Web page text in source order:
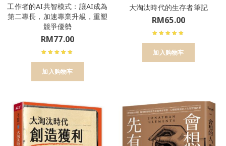
工作者的AI共智模式：讓AI成為
第二專長，加速專業升級，重塑
競爭優勢
RM77.00
加入购物车
大淘汰時代的生存者筆記
RM65.00
加入购物车